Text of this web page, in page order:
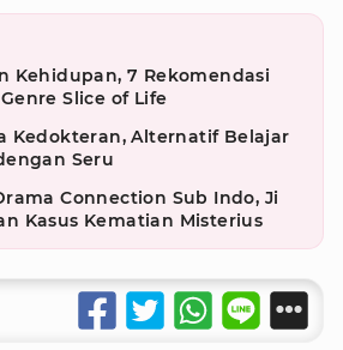
Kehidupan, 7 Rekomendasi
Slice of Life
Kedokteran, Alternatif Belajar
Seru
Connection Sub Indo, Ji
Kasus Kematian Misterius